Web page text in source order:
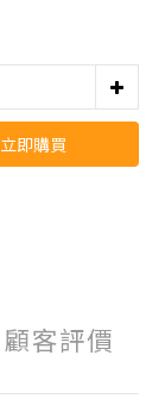
立即購買
顧客評價